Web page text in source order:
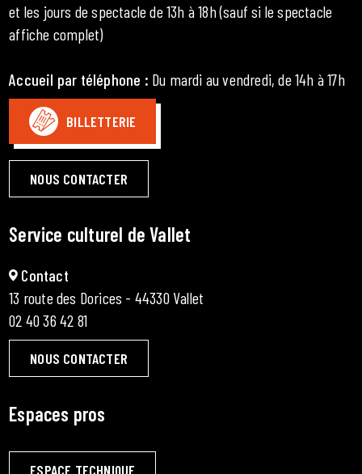
et les jours de spectacle de 13h à 18h (sauf si le spectacle
affiche complet)
Accueil par téléphone : Du mardi au vendredi, de 14h à 17h
BILLETTERIE
NOUS CONTACTER
Service culturel de Vallet
Contact
13 route des Dorices - 44330 Vallet
02 40 36 42 81
NOUS CONTACTER
Espaces pros
ESPACE TECHNIQUE